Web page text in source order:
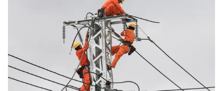
Tin tức
Thế giới đó đây
Kinh tế